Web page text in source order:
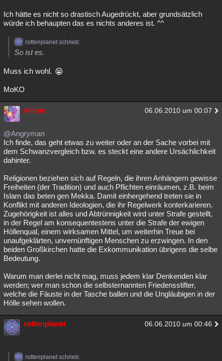
Ich hätte es nicht so drastisch Augedrückt, aber grundsätzlich
würde ich behaupten das es nichts anderes ist. ^^
rottenplanet schrieb:
So ist es.
Muss ich wohl.
MoKO
mitras 06.06.2010 um 00:07
@Angryman
Ich finde, das geht etwas zu weiter oder an der Sache vorbei mit
dem Schwanzvergleich bzw. es steckt eine andere Ursächlichkeit
dahinter.
Religionen beziehen sich auf Regeln, die ihren Anhängern gewisse
Freiheiten (der Tradition) und auch Pflichten einräumen, z.B. beim
Islam das beten gen Mekka. Damit einhergehend treten sie in
Konflikt mit anderen Ideologien, die ihr Regelwerk konterkarieren.
Zugehörigkeit ist alles und Abtrünnigkeit wird unter Strafe gestellt,
in der Regel am konsequentestens unter die Strafe der ewigen
Höllenqual, einem wirksamen Mittel, um weiterhin Treue bei
unaufgeklärten, unvernünftigen Menschen zu erzwingen. In den
beiden Großkirchen hatte die Exkommunikation übrigens die selbe
Bedeutung.
Warum man derlei nicht mag, muss jedem klar Denkenden klar
werden; wer man schon die selbsternannten Friedensstifter,
welche die Fäuste in der Tasche ballen und die Ungläubigen in der
Hölle sehen wollen.
rottenplanet 06.06.2010 um 00:46
rottenplanet schrieb: